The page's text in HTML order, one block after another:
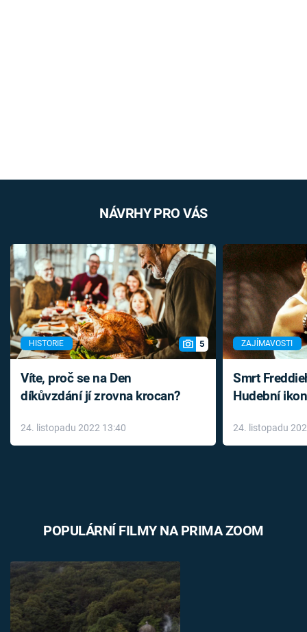
NÁVRHY PRO VÁS
HISTORIE 5
Víte, proč se na Den
díkůvzdání jí zrovna krocan?
24. listopadu 2022 13:40
ZAJÍMAVOSTI
Smrt
Hudební
léky
24. listopadu
POPULÁRNÍ FILMY NA PRIMA ZOOM